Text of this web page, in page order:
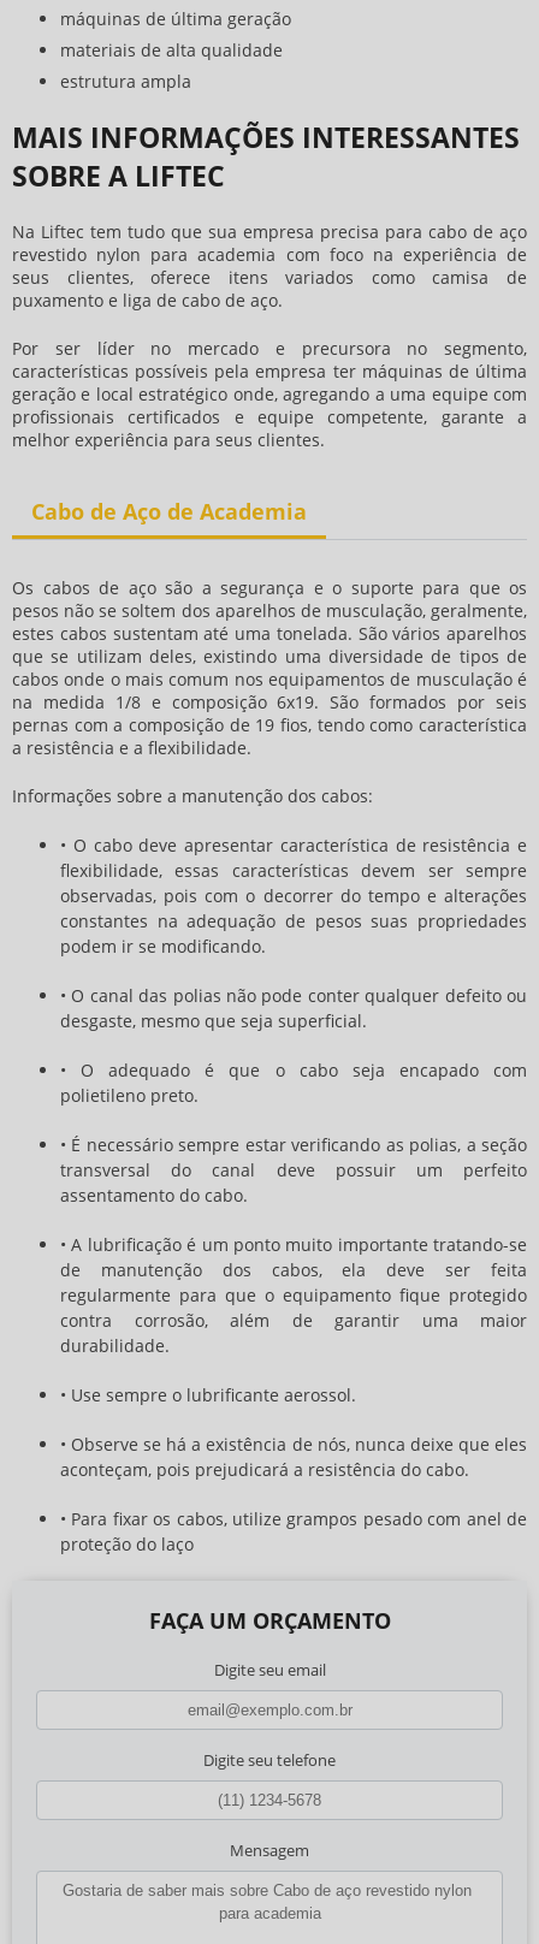
máquinas de última geração
materiais de alta qualidade
estrutura ampla
MAIS INFORMAÇÕES INTERESSANTES
SOBRE A LIFTEC
Na Liftec tem tudo que sua empresa precisa para cabo de aço
revestido nylon para academia com foco na experiência de
seus clientes, oferece itens variados como camisa de
puxamento e liga de cabo de aço.
Por ser líder no mercado e precursora no segmento,
características possíveis pela empresa ter máquinas de última
geração e local estratégico onde, agregando a uma equipe com
profissionais certificados e equipe competente, garante a
melhor experiência para seus clientes.
Cabo de Aço de Academia
Os cabos de aço são a segurança e o suporte para que os
pesos não se soltem dos aparelhos de musculação, geralmente,
estes cabos sustentam até uma tonelada. São vários aparelhos
que se utilizam deles, existindo uma diversidade de tipos de
cabos onde o mais comum nos equipamentos de musculação é
na medida 1/8 e composição 6x19. São formados por seis
pernas com a composição de 19 fios, tendo como característica
a resistência e a flexibilidade.
Informações sobre a manutenção dos cabos:
• O cabo deve apresentar característica de resistência e
flexibilidade, essas características devem ser sempre
observadas, pois com o decorrer do tempo e alterações
constantes na adequação de pesos suas propriedades
podem ir se modificando.
• O canal das polias não pode conter qualquer defeito ou
desgaste, mesmo que seja superficial.
• O adequado é que o cabo seja encapado com
polietileno preto.
• É necessário sempre estar verificando as polias, a seção
transversal do canal deve possuir um perfeito
assentamento do cabo.
• A lubrificação é um ponto muito importante tratando-se
de manutenção dos cabos, ela deve ser feita
regularmente para que o equipamento fique protegido
contra corrosão, além de garantir uma maior
durabilidade.
• Use sempre o lubrificante aerossol.
• Observe se há a existência de nós, nunca deixe que eles
aconteçam, pois prejudicará a resistência do cabo.
• Para fixar os cabos, utilize grampos pesado com anel de
proteção do laço
FAÇA UM ORÇAMENTO
Digite seu email
Digite seu telefone
Mensagem